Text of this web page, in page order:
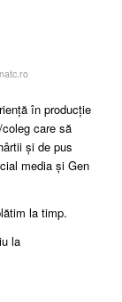
în producție
care să
și de pus
media și Gen
la timp.
la